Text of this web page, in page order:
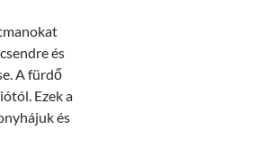
és
A fürdő
Ezek a
és